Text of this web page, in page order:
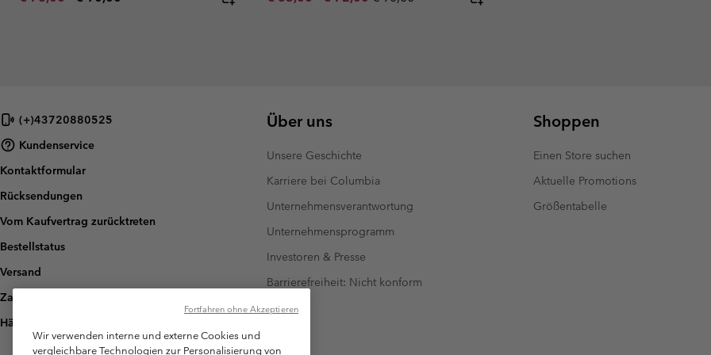
(+)43720880525
Kundenservice
Kontaktformular
Rücksendungen
Vom Kaufvertrag zurücktreten
Bestellstatus
Versand
Zahlung
Häufig gestellte Fragen
Über uns
Unsere Geschichte
Karriere bei Columbia
Unternehmensverantwortung
Unternehmensprogramm
Investoren & Presse
Barrierefreiheit: Nicht konform
Shoppen
Einen Store suchen
Aktuelle Promotions
Größentabelle
Wir verwenden interne und externe Cookies und
vergleichbare Technologien zur Personalisierung von
Fortfahren ohne Akzeptieren